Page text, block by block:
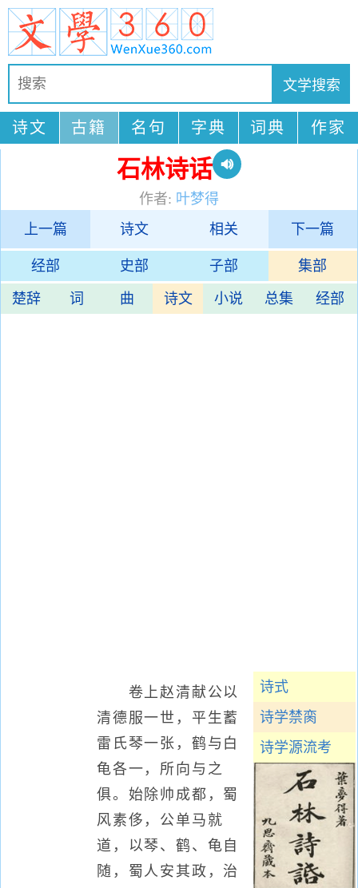
诗文 古籍 名句 字典 词典 作家
石林诗话
作者: 叶梦得
上一篇
诗文 相关 下一篇
经部 史部 子部 集部
楚辞 词 曲 诗文 小说 总集 经部
诗式
诗学禁脔
诗学源流考
卷上赵清献公以
清德服一世，平生蓄
雷氏琴一张，鹤与白
龟各一，所向与之
俱。始除帅成都，蜀
风素侈，公单马就
道，以琴、鹤、龟自
随，蜀人安其政，治